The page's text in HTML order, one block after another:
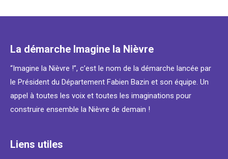
La démarche Imagine la Nièvre
“Imagine la Nièvre !”, c’est le nom de la démarche lancée par
le Président du Département Fabien Bazin et son équipe. Un
appel à toutes les voix et toutes les imaginations pour
construire ensemble la Nièvre de demain !
Liens utiles